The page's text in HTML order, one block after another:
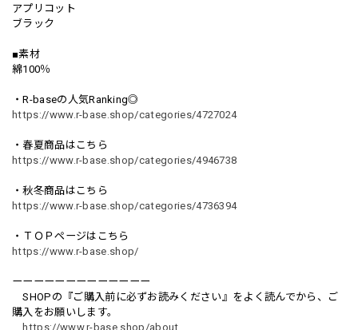
アプリコット
ブラック
■素材
綿100％
・R-baseの人気Ranking◎
https://www.r-base.shop/categories/4727024
・春夏商品はこちら
https://www.r-base.shop/categories/4946738
・秋冬商品はこちら
https://www.r-base.shop/categories/4736394
・ＴＯＰページはこちら
https://www.r-base.shop/
ーーーーーーーーーーーーー
SHOPの『ご購入前に必ずお読みください』をよく読んでから、ご
購入をお願いします。
https://www.r-base.shop/about